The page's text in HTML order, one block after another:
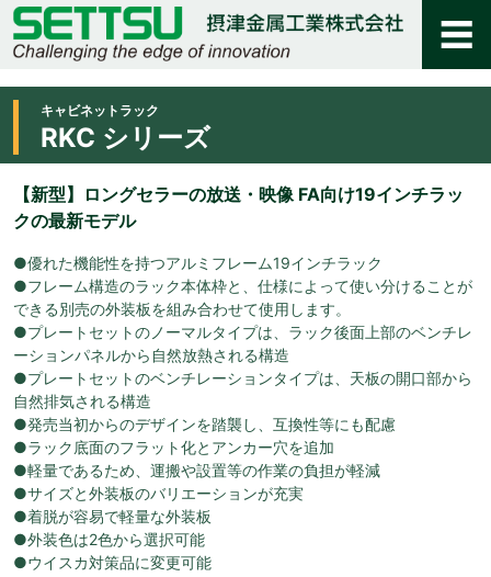
キャビネットラック
RKC シリーズ
【新型】ロングセラーの放送・映像 FA向け19インチラッ
クの最新モデル
●優れた機能性を持つアルミフレーム19インチラック
●フレーム構造のラック本体枠と、仕様によって使い分けることが
できる別売の外装板を組み合わせて使用します。
●プレートセットのノーマルタイプは、ラック後面上部のベンチレ
ーションパネルから自然放熱される構造
●プレートセットのベンチレーションタイプは、天板の開口部から
自然排気される構造
●発売当初からのデザインを踏襲し、互換性等にも配慮
●ラック底面のフラット化とアンカー穴を追加
●軽量であるため、運搬や設置等の作業の負担が軽減
●サイズと外装板のバリエーションが充実
●着脱が容易で軽量な外装板
●外装色は2色から選択可能
●ウイスカ対策品に変更可能